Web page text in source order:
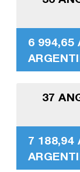
6 994,65
37
7 188,94